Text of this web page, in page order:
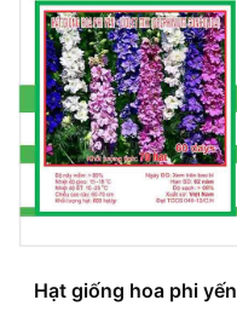
Hạt giống hoa phi yến